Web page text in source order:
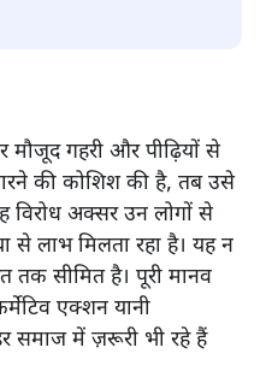
गहरी और पीढ़ियों से
की कोशिश की है, तब उसे
विरोध अक्सर उन लोगों से
से लाभ मिलता रहा है। यह न
तक सीमित है। पूरी मानव
एक्शन यानी
समाज में ज़रूरी भी रहे हैं